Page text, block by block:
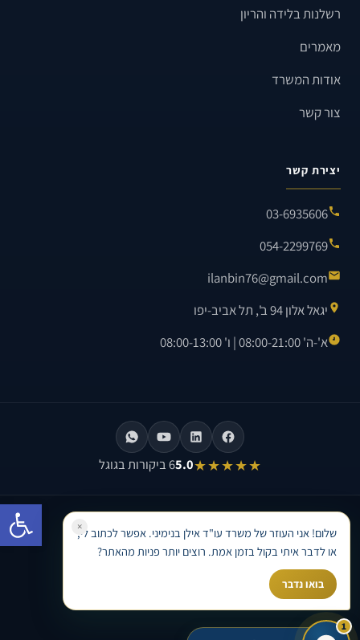
פתח ×
שלום! אני העוזר של משרד עו"ד אילן בנימיני. אפשר לכתוב לי,
או לדבר איתי בקול בזמן אמת. רוצים יותר פניות מהאתר?
בואו נדבר
1
רשלנות בלידה והריון
מאמרים
אודות המשרד
צור קשר
יצירת קשר
03-6935606
054-2299769
ilanbin76@gmail.com
יגאל אלון 94 ב', תל אביב-יפו
א'-ה' 08:00-21:00 | ו' 08:00-13:00
★★★★★
5.06 ביקורות בגוגל
משרד עו"ד אילן בנימיני. כל הזכויות שמורות.
בניית אתר וקידום אתרים לעורכי דין ·Avinu SEO